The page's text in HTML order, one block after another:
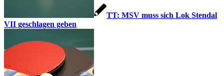
TT: MSV muss sich Lok Stendal
VII geschlagen geben